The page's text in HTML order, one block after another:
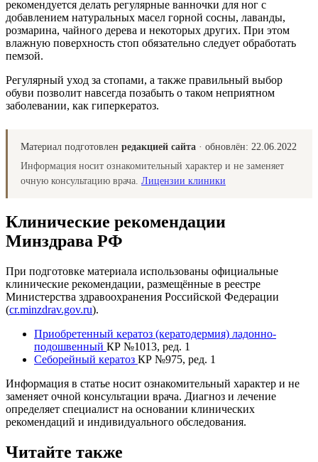
рекомендуется делать регулярные ванночки для ног с
добавлением натуральных масел горной сосны, лаванды,
розмарина, чайного дерева и некоторых других. При этом
влажную поверхность стоп обязательно следует обработать
пемзой.
Регулярный уход за стопами, а также правильный выбор
обуви позволит навсегда позабыть о таком неприятном
заболевании, как гиперкератоз.
Материал подготовлен редакцией сайта · обновлён: 22.06.2022
Информация носит ознакомительный характер и не заменяет
очную консультацию врача. Лицензии клиники
Клинические рекомендации
Минздрава РФ
При подготовке материала использованы официальные
клинические рекомендации, размещённые в реестре
Министерства здравоохранения Российской Федерации
(cr.minzdrav.gov.ru).
Приобретенный кератоз (кератодермия) ладонно-
подошвенный КР №1013, ред. 1
Себорейный кератоз КР №975, ред. 1
Информация в статье носит ознакомительный характер и не
заменяет очной консультации врача. Диагноз и лечение
определяет специалист на основании клинических
рекомендаций и индивидуального обследования.
Читайте также